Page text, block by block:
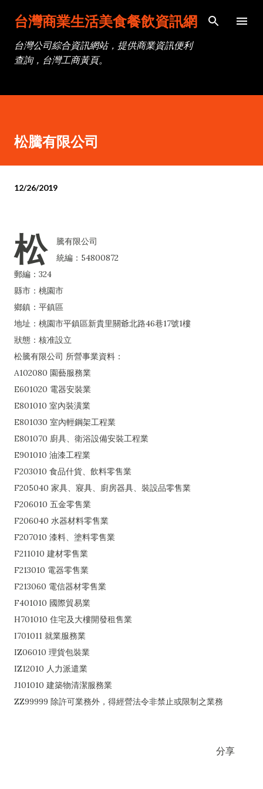
跳到主要內容
台灣商業生活美食餐飲資訊網
台灣公司綜合資訊網站，提供商業資訊便利
查詢，台灣工商黃頁。
松騰有限公司
12/26/2019
松
騰有限公司
統編：54800872
郵編：324
縣市：桃園市
鄉鎮：平鎮區
地址：桃園市平鎮區新貴里關爺北路46巷17號1樓
狀態：核准設立
松騰有限公司 所營事業資料：
A102080 園藝服務業
E601020 電器安裝業
E801010 室內裝潢業
E801030 室內輕鋼架工程業
E801070 廚具、衛浴設備安裝工程業
E901010 油漆工程業
F203010 食品什貨、飲料零售業
F205040 家具、寢具、廚房器具、裝設品零售業
F206010 五金零售業
F206040 水器材料零售業
F207010 漆料、塗料零售業
F211010 建材零售業
F213010 電器零售業
F213060 電信器材零售業
F401010 國際貿易業
H701010 住宅及大樓開發租售業
I701011 就業服務業
IZ06010 理貨包裝業
IZ12010 人力派遣業
J101010 建築物清潔服務業
ZZ99999 除許可業務外，得經營法令非禁止或限制之業務
分享